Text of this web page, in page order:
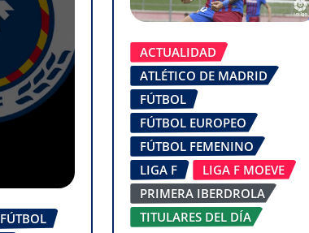
FÚTBOL
ACTUALIDAD
ATLÉTICO DE MADRID
FÚTBOL
FÚTBOL EUROPEO
FÚTBOL FEMENINO
LIGA F
LIGA F MOEVE
PRIMERA IBERDROLA
TITULARES DEL DÍA